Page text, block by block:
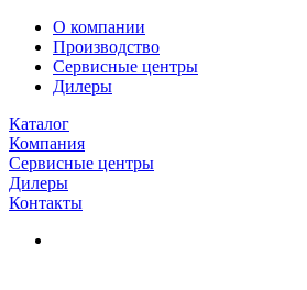
О компании
Производство
Сервисные центры
Дилеры
Каталог
Компания
Сервисные центры
Дилеры
Контакты